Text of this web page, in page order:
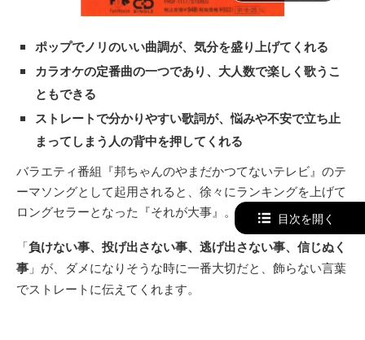
ポップでノリのいい曲調が、気分を盛り上げてくれる
カラオケの定番曲の一つであり、大人数で楽しく歌うこ
ともできる
ストレートで分かりやすい歌詞が、悩みや不安で立ち止
まってしまう人の背中を押してくれる
バラエティ番組『邦ちゃんのやまだかつてないテレビ』のテ
ーマソングとして起用されると、徐々にランキングを上げて
ロングセラーとなった『それが大事』。
「負けない事、投げ出さない事、逃げ出さない事、信じぬく
事 」が、ダメになりそうな時に一番大切だと、飾らない言葉
でストレートに伝えてくれます。
目次を開く